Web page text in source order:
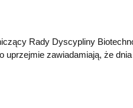
Rady Dyscypliny
uprzejmie zawiadamiają, że dnia